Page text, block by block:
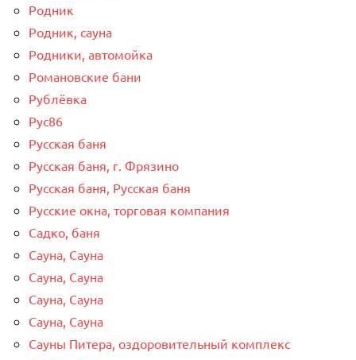
Родник
Родник, сауна
Родники, автомойка
Романовские бани
Рублёвка
Рус86
Русская баня
Русская баня, г. Фрязино
Русская баня, Русская баня
Русские окна, торговая компания
Садко, баня
Сауна, Сауна
Сауна, Сауна
Сауна, Сауна
Сауна, Сауна
Сауны Питера, оздоровительный комплекс